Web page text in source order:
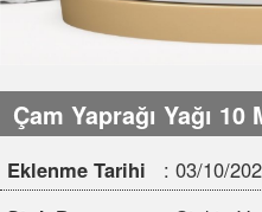
Çam Yaprağı Yağı 10 ML
Stok Durumu : Stokta Var
Fiyat 240.00 TRY